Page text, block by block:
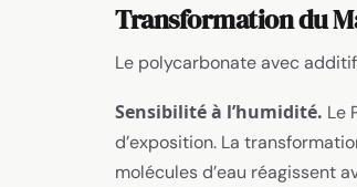
Transformation du
Le polycarbonate avec
Sensibilité à l’humidité. Le
d’exposition. La
molécules d’eau réagissent